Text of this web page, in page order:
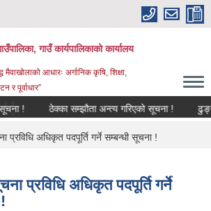
गाउँ कार्यपालिकाको कार्यालय
मैवाखोलाको आधारः अर्गानिक कृषि, शिक्षा,
र पूर्वाधार”
! ठेक्का सम्झौता अन्त्य गरिएको सूचना !
प्रविधि अधिकृत पदपूर्ति गर्ने सम्बन्धी सूचना !
प्रविधि अधिकृत पदपूर्ति गर्ने